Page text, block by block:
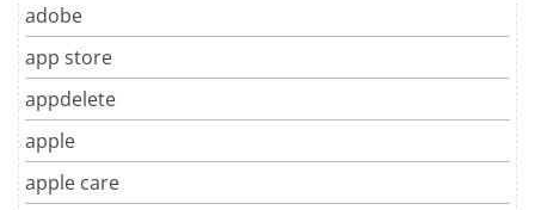
adobe
app store
appdelete
apple
apple care